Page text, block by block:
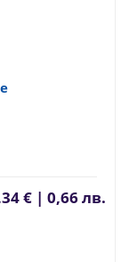
€ | 0,66 лв.